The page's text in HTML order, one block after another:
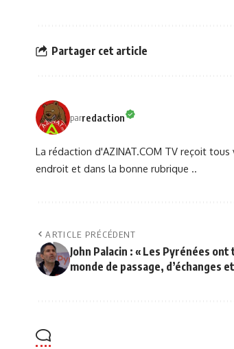
Partager cet article
parredaction
La rédaction d'AZINAT.COM TV reçoit
endroit et dans la bonne rubrique ..
ARTICLE PRÉCÉDENT
John Palacin : « Les Pyrénées
monde de passage, d’échanges